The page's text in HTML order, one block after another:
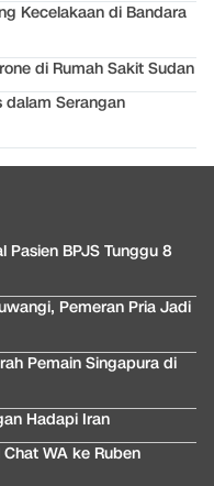
Kecelakaan di Bandara
di Rumah Sakit Sudan
dalam Serangan
Pasien BPJS Tunggu 8
Pemeran Pria Jadi
Pemain Singapura di
Hadapi Iran
WA ke Ruben